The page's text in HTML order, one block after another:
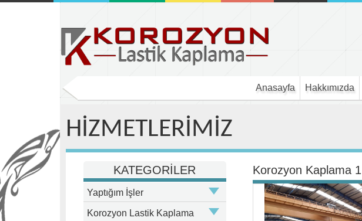
Anasayfa Hakkımızda
HİZMETLERİMİZ
KATEGORİLER
Yaptığım İşler
Korozyon Lastik Kaplama
Korozyon Kaplama 1